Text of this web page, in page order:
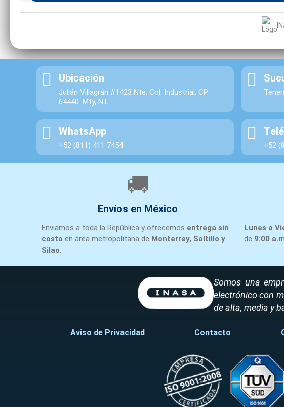
Ubicación
Julián Villagrán #1423 Nte. Col. Industrial, CP
64440. Mty, N.L.
WhatsApp
+52 (811) 411 7454 +52
🚚
Envíos en México
Enviamos a toda la República y ofrecemos entrega sin
costo en área metropolitana de Monterrey, Saltillo y
Silao.
Lunes a
de 9:00
Somos una
electrónico con
de alta, media y
Aviso de Privacidad Contacto